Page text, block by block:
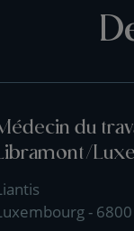
du
- 6800